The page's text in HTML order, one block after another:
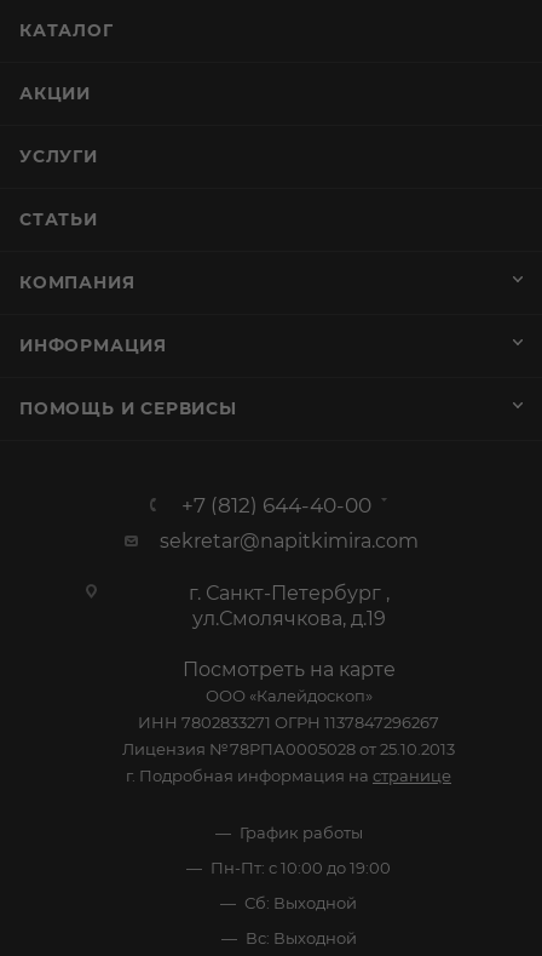
КАТАЛОГ
АКЦИИ
УСЛУГИ
СТАТЬИ
КОМПАНИЯ
ИНФОРМАЦИЯ
ПОМОЩЬ И СЕРВИСЫ
+7 (812) 644-40-00
sekretar@napitkimira.com
г. Санкт-Петербург ,
ул.Смолячкова, д.19
Посмотреть на карте
ООО «Калейдоскоп»
ИНН 7802833271 ОГРН 1137847296267
Лицензия №78РПА0005028 от 25.10.2013
г. Подробная информация на странице
График работы
Пн-Пт: с 10:00 до 19:00
Сб: Выходной
Вс: Выходной